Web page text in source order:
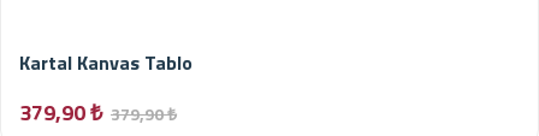
Kartal Kanvas Tablo
379,90 ₺ 379,90 ₺